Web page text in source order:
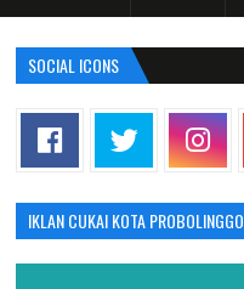
SOCIAL ICONS
IKLAN CUKAI KOTA PROBOLINGGO